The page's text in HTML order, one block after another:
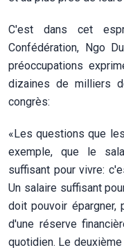
C'est dans cet
Confédération, Ngo
préoccupations
dizaines de milliers
congrès:
«Les questions que
exemple, que le
suffisant pour vivre:
Un salaire suffisant
doit pouvoir épargner,
d'une réserve
quotidien. Le